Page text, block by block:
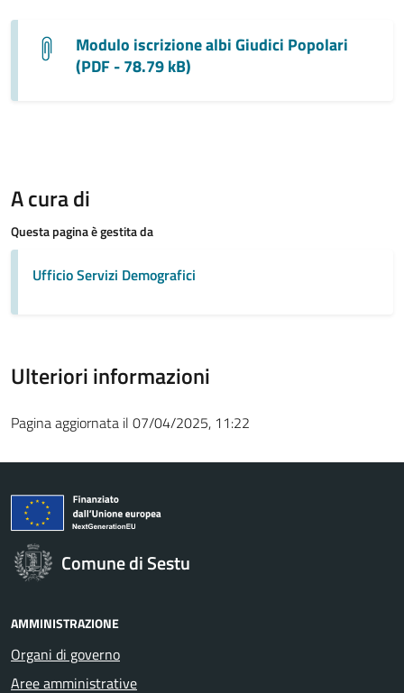
Modulo iscrizione albi Giudici Popolari
(PDF - 78.79 kB)
A cura di
Questa pagina è gestita da
Ufficio Servizi Demografici
Ulteriori informazioni
Pagina aggiornata il 07/04/2025, 11:22
Comune di Sestu
AMMINISTRAZIONE
Organi di governo
Aree amministrative